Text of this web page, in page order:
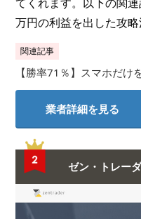
万円の利益を出した攻略
関連記事
【勝率71％】スマホだけ
業者詳細を見る
ゼン・トレー